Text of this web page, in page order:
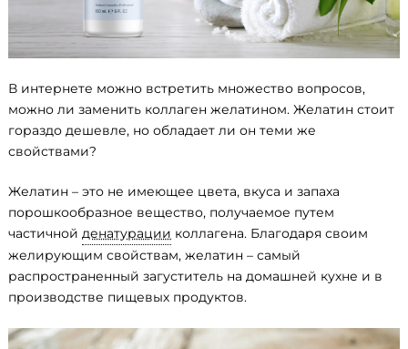
В интернете можно встретить множество вопросов,
можно ли заменить коллаген желатином. Желатин стоит
гораздо дешевле, но обладает ли он теми же
свойствами?
Желатин – это не имеющее цвета, вкуса и запаха
порошкообразное вещество, получаемое путем
частичной денатурации коллагена. Благодаря своим
желирующим свойствам, желатин – самый
распространенный загуститель на домашней кухне и в
производстве пищевых продуктов.